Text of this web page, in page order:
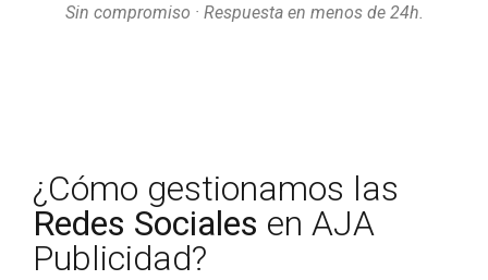
Sin compromiso · Respuesta en menos de 24h.
¿Cómo gestionamos las
Redes Sociales en AJA
Publicidad?